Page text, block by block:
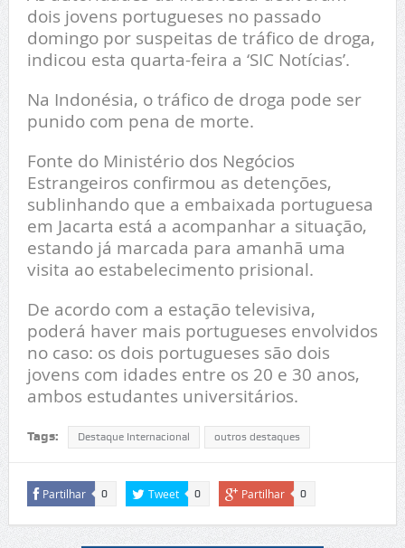
dois jovens portugueses no passado
domingo por suspeitas de tráfico de droga,
indicou esta quarta-feira a ‘SIC Notícias’.
Na Indonésia, o tráfico de droga pode ser
punido com pena de morte.
Fonte do Ministério dos Negócios
Estrangeiros confirmou as detenções,
sublinhando que a embaixada portuguesa
em Jacarta está a acompanhar a situação,
estando já marcada para amanhã uma
visita ao estabelecimento prisional.
De acordo com a estação televisiva,
poderá haver mais portugueses envolvidos
no caso: os dois portugueses são dois
jovens com idades entre os 20 e 30 anos,
ambos estudantes universitários.
Tags: Destaque Internacional outros destaques
Partilhar 0 Tweet 0 Partilhar 0